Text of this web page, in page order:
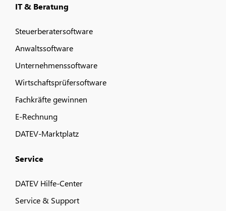
IT & Beratung
Steuerberatersoftware
Anwaltssoftware
Unternehmenssoftware
Wirtschaftsprüfersoftware
Fachkräfte gewinnen
E-Rechnung
DATEV-Marktplatz
Service
DATEV Hilfe-Center
Service & Support